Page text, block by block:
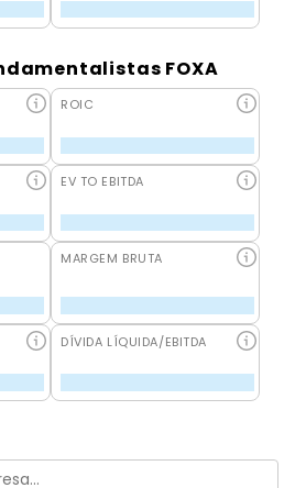
FOXA
ROIC
EV TO EBITDA
MARGEM BRUTA
DÍVIDA LÍQUIDA/EBITDA